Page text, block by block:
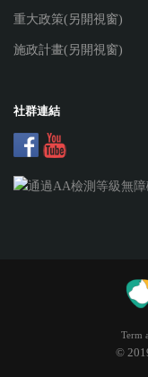
重大政策(另開視窗)
施政計畫(另開視窗)
社群連結
Term
©